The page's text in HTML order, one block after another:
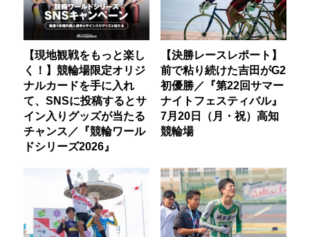
【現地観戦をもっと楽し
く！】競輪場限定オリジ
ナルカードを手に入れ
て、SNSに投稿するとサ
イン入りグッズが当たる
チャンス／『競輪ワール
ドシリーズ2026』
【決勝レースレポート】
前で粘り続けた吉田がG2
初優勝／『第22回サマー
ナイトフェスティバル』
7月20日（月・祝）高知
競輪場